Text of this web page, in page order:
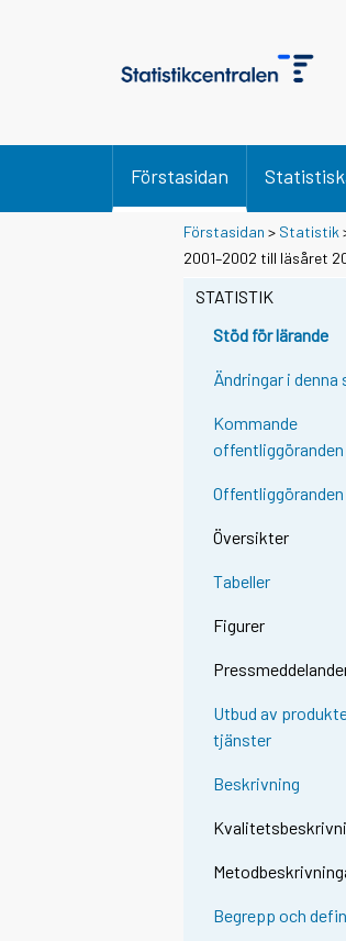
Förstasidan
Förstasidan > Statistik
2001–2002 till läsåret
STATISTIK
Stöd för lärande
Ändringar i
Kommande
offentliggöranden
Offentliggöranden
Översikter
Tabeller
Figurer
Utbud av
tjänster
Beskrivning
Begrepp och